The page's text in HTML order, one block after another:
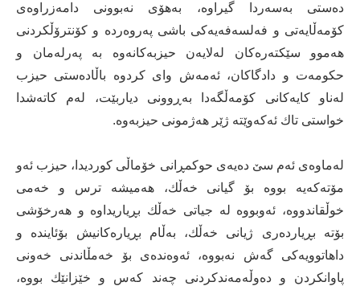
دەستی بەسەردا گیراوە، بەهۆی نەبوونی دامەزراوەی
كۆمەڵایەتی و فەلسەفەیەكی باشی پەروەردە و كۆنترۆڵكردنی
هەموو سێكتەرەكان لەلایەن حیزبەكانەوە بە پەرلەمان و
حكومەت و دادگاكان، ئەمەش وای كردوە باڵادەستی حیزب
لەناو كایەكانی كۆمەڵگەدا بەڕوونی دیاربێت، لەم كاتەشدا
خواستی تاك ئەكەوێتە ژێر هەژمونی حیزبەوە.
لەماوەی ئەم سێ‌ دەیەی حوكمڕانی خۆماڵی كوردیدا، حیزب ئەو
مۆتەكەیە بووە بۆ گیانی خەڵك، هەمیشە ترس و خەمی
خوڵقاندووە، ئەوبووە لە جیاتی خەڵك بڕیاریداوە و هەرخۆشی
بۆتە بڕیاردەری ژیانی خەڵك، بەڵام بڕیارەكانیش بۆئایندە و
داهاتوویەكی گەش نەبووە، ئەوەندەی بۆ خەمڵاندنی خەونی
پاوانكردن و دەوڵەمەندكردنی چەند كەس و خێزانێك بووە،